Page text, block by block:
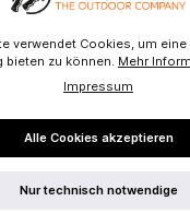
Kostenloser Versand ab 50
verwendet Cookies, um
bieten zu können. Mehr
Impressum
Alle Cookies akzeptieren
Nur technisch notwendige